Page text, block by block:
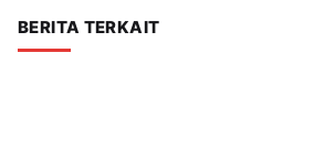
BERITA TERKAIT